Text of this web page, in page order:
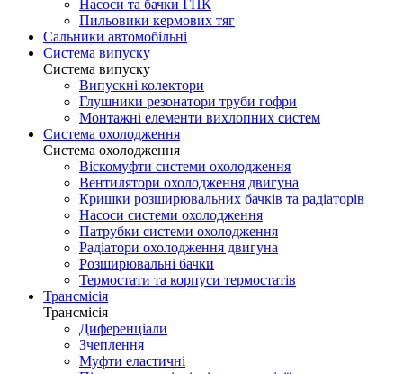
Насоси та бачки ГПК
Пильовики кермових тяг
Сальники автомобільні
Система випуску
Система випуску
Випускні колектори
Глушники резонатори труби гофри
Монтажні елементи вихлопних систем
Система охолодження
Система охолодження
Віскомуфти системи охолодження
Вентилятори охолодження двигуна
Кришки розширювальних бачків та радіаторів
Насоси системи охолодження
Патрубки системи охолодження
Радіатори охолодження двигуна
Розширювальні бачки
Термостати та корпуси термостатів
Трансмісія
Трансмісія
Диференціали
Зчеплення
Муфти еластичні